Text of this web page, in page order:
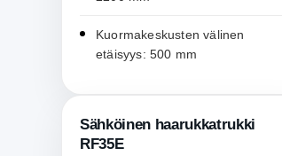
Kuormakeskusten välinen
etäisyys: 500 mm
Sähköinen haarukkatrukki
RF35E